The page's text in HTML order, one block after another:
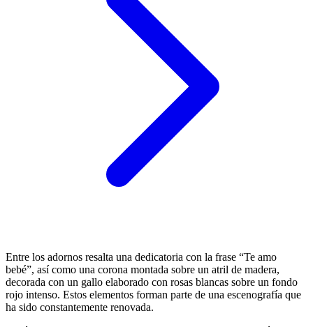
Entre los adornos resalta una dedicatoria con la frase “Te amo
bebé”, así como una corona montada sobre un atril de madera,
decorada con un gallo elaborado con rosas blancas sobre un fondo
rojo intenso. Estos elementos forman parte de una escenografía que
ha sido constantemente renovada.